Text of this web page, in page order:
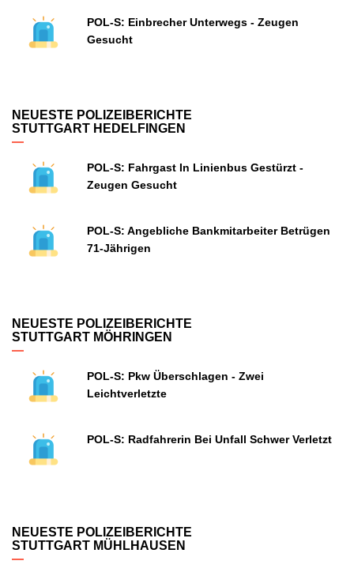
POL-S: Einbrecher Unterwegs - Zeugen
Gesucht
NEUESTE POLIZEIBERICHTE
STUTTGART HEDELFINGEN
POL-S: Fahrgast In Linienbus Gestürzt -
Zeugen Gesucht
POL-S: Angebliche Bankmitarbeiter Betrügen
71-Jährigen
NEUESTE POLIZEIBERICHTE
STUTTGART MÖHRINGEN
POL-S: Pkw Überschlagen - Zwei
Leichtverletzte
POL-S: Radfahrerin Bei Unfall Schwer Verletzt
NEUESTE POLIZEIBERICHTE
STUTTGART MÜHLHAUSEN